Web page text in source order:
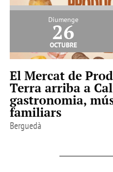
Diumenge
26
octubre
El Mercat de
Terra arriba a
gastronomia,
familiars
Berguedà